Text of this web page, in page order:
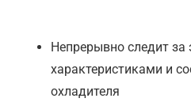
Непрерывно следит
характеристиками и
охладителя